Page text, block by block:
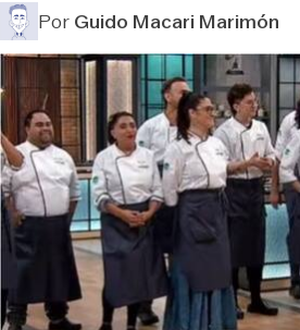
PorGuido Macari Marimón